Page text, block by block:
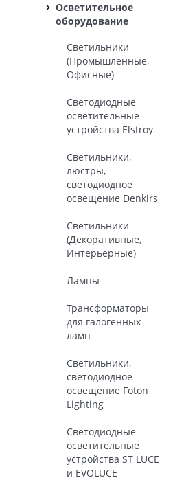
Осветительное
оборудование
Светильники
(Промышленные,
Офисные)
Светодиодные
осветительные
устройства Elstroy
Светильники,
люстры,
светодиодное
освещение Denkirs
Светильники
(Декоративные,
Интерьерные)
Лампы
Трансформаторы
для галогенных
ламп
Светильники,
светодиодное
освещение Foton
Lighting
Светодиодные
осветительные
устройства ST LUCE
и EVOLUCE